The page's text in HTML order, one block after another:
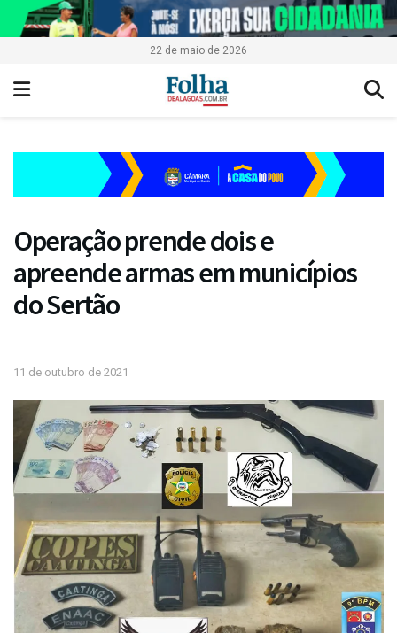
22 de maio de 2026
Operação prende dois e
apreende armas em municípios
do Sertão
11 de outubro de 2021